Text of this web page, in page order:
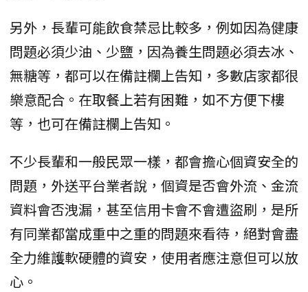
另外，長輩可能飲食禁忌比較多，例如因為健康
問題必須少油、少鹽，因為養生問題必須去冰、
無糖等，都可以在備註欄上告知，多數店家都很
樂意配合。在取餐上若有困難，如不方便下樓
等，也可在備註欄上告知。
不少長輩和一般民眾一樣，都會擔心個資安全的
問題，外送平台業者說，個資是否會外流、金流
資料會否洩漏，甚至信用卡會不會遭盜刷，是所
有同業都當成重中之重的問題來看待，絕對會盡
全力維護軟硬體的資安，使用者應注意但可以放
心。